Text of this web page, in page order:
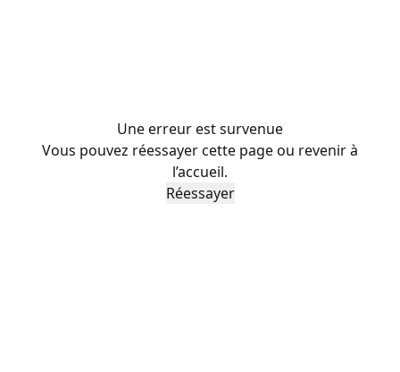
Une erreur est survenue
Vous pouvez réessayer cette page ou revenir à
l’accueil.
Réessayer